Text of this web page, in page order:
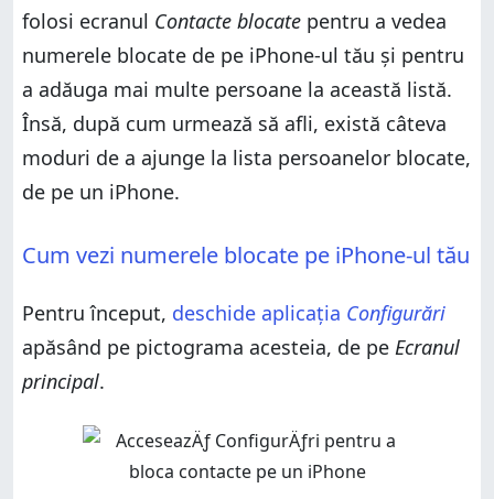
folosi ecranul Contacte blocate pentru a vedea
numerele blocate de pe iPhone-ul tău și pentru
a adăuga mai multe persoane la această listă.
Însă, după cum urmează să afli, există câteva
moduri de a ajunge la lista persoanelor blocate,
de pe un iPhone.
Cum vezi numerele blocate pe iPhone-ul tău
Pentru început, deschide aplicația Configurări
apăsând pe pictograma acesteia, de pe Ecranul
principal.